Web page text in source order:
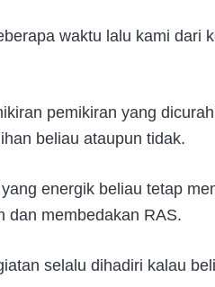
waktu lalu kami dari
pemikiran yang
beliau ataupun tidak.
energik beliau tetap
dan membedakan RAS.
selalu dihadiri kalau